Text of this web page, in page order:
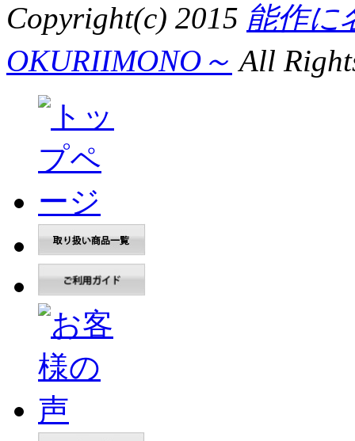
Copyright(c) 2015 能作に
OKURIIMONO～ All